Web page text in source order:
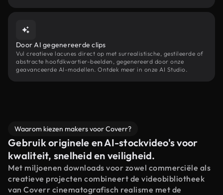
Door AI gegenereerde clips
Vul creatieve lacunes direct op met surrealistische, gestileerde of
abstracte hoofdkwartier-beelden, gegenereerd door onze
geavanceerde AI-modellen. Ontdek meer in onze AI Studio.
Waarom kiezen makers voor Coverr?
Gebruik originele en AI-stockvideo's voor
kwaliteit, snelheid en veiligheid.
Met miljoenen downloads voor zowel commerciële als
creatieve projecten combineert de videobibliotheek
van Coverr cinematografisch realisme met de